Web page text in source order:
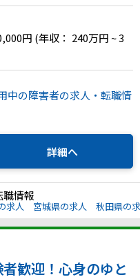
賀県、京都府、大阪府、
県、鳥取県、島根県、岡
徳島県、香川県、愛媛
賀県、長崎県、熊本県、
県、沖縄県、その他
円 (年収： 240万円 ~ 3
中の障害者の求人・転職情
詳細へ
職情報
求人 宮城県の求人 秋田県の
歓迎！心身のゆと